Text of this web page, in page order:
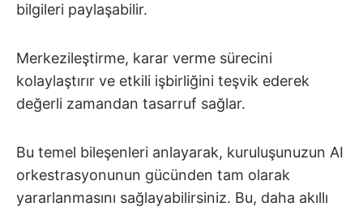
bilgileri paylaşabilir.
Merkezileştirme, karar verme sürecini
kolaylaştırır ve etkili işbirliğini teşvik ederek
değerli zamandan tasarruf sağlar.
Bu temel bileşenleri anlayarak, kuruluşunuzun AI
orkestrasyonunun gücünden tam olarak
yararlanmasını sağlayabilirsiniz. Bu, daha akıllı